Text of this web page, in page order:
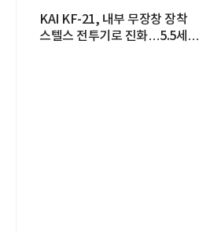
KAI KF-21, 내부 무장창 장착
스텔스 전투기로 진화…5.5세대